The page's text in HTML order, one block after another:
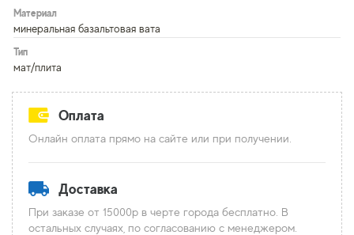
Материал
минеральная базальтовая вата
Тип
мат/плита
Оплата
Онлайн оплата прямо на сайте или при получении.
Доставка
При заказе от 15000р в черте города бесплатно. В
остальных случаях, по согласованию с менеджером.